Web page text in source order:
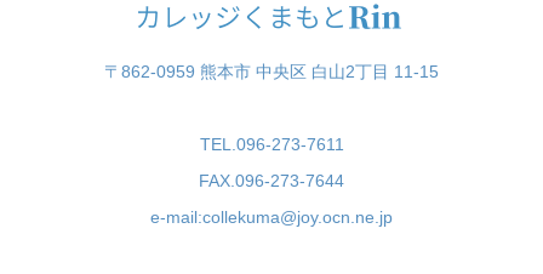
〒862-0959 熊本市 中央区 白山2丁目 11-15
TEL.096-273-7611
FAX.096-273-7644
e-mail:collekuma@joy.ocn.ne.jp